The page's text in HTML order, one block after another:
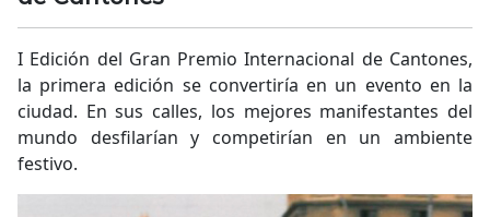
I Edición del Gran Premio Internacional de Cantones,
la primera edición se convertiría en un evento en la
ciudad. En sus calles, los mejores manifestantes del
mundo desfilarían y competirían en un ambiente
festivo.